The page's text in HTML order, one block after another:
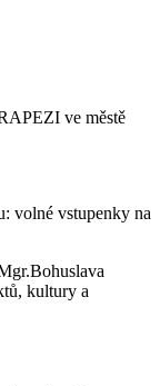
ve městě
volné vstupenky na
kultury a